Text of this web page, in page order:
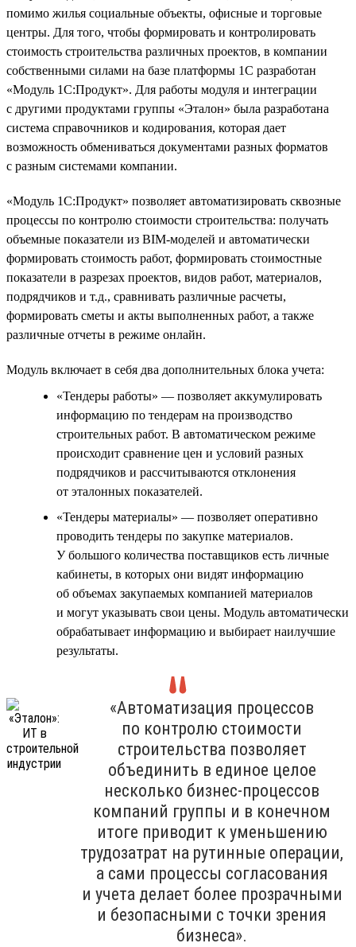
помимо жилья социальные объекты, офисные и торговые
центры. Для того, чтобы формировать и контролировать
стоимость строительства различных проектов, в компании
собственными силами на базе платформы 1С разработан
«Модуль 1С:Продукт». Для работы модуля и интеграции
с другими продуктами группы «Эталон» была разработана
система справочников и кодирования, которая дает
возможность обмениваться документами разных форматов
с разным системами компании.
«Модуль 1С:Продукт» позволяет автоматизировать сквозные
процессы по контролю стоимости строительства: получать
объемные показатели из BIM-моделей и автоматически
формировать стоимость работ, формировать стоимостные
показатели в разрезах проектов, видов работ, материалов,
подрядчиков и т.д., сравнивать различные расчеты,
формировать сметы и акты выполненных работ, а также
различные отчеты в режиме онлайн.
Модуль включает в себя два дополнительных блока учета:
«Тендеры работы» — позволяет аккумулировать
информацию по тендерам на производство
строительных работ. В автоматическом режиме
происходит сравнение цен и условий разных
подрядчиков и рассчитываются отклонения
от эталонных показателей.
«Тендеры материалы» — позволяет оперативно
проводить тендеры по закупке материалов.
У большого количества поставщиков есть личные
кабинеты, в которых они видят информацию
об объемах закупаемых компанией материалов
и могут указывать свои цены. Модуль автоматически
обрабатывает информацию и выбирает наилучшие
результаты.
«Автоматизация процессов
по контролю стоимости
строительства позволяет
объединить в единое целое
несколько бизнес-процессов
компаний группы и в конечном
итоге приводит к уменьшению
трудозатрат на рутинные операции,
а сами процессы согласования
и учета делает более прозрачными
и безопасными с точки зрения
бизнеса».